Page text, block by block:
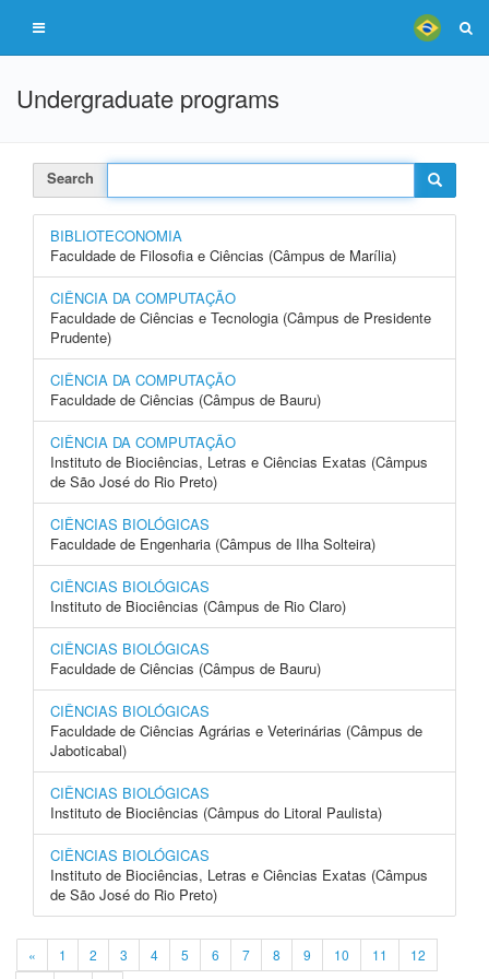
Undergraduate programs
Search
BIBLIOTECONOMIA
Faculdade de Filosofia e Ciências (Câmpus de Marília)
CIÊNCIA DA COMPUTAÇÃO
Faculdade de Ciências e Tecnologia (Câmpus de Presidente
Prudente)
CIÊNCIA DA COMPUTAÇÃO
Faculdade de Ciências (Câmpus de Bauru)
CIÊNCIA DA COMPUTAÇÃO
Instituto de Biociências, Letras e Ciências Exatas (Câmpus
de São José do Rio Preto)
CIÊNCIAS BIOLÓGICAS
Faculdade de Engenharia (Câmpus de Ilha Solteira)
CIÊNCIAS BIOLÓGICAS
Instituto de Biociências (Câmpus de Rio Claro)
CIÊNCIAS BIOLÓGICAS
Faculdade de Ciências (Câmpus de Bauru)
CIÊNCIAS BIOLÓGICAS
Faculdade de Ciências Agrárias e Veterinárias (Câmpus de
Jaboticabal)
CIÊNCIAS BIOLÓGICAS
Instituto de Biociências (Câmpus do Litoral Paulista)
CIÊNCIAS BIOLÓGICAS
Instituto de Biociências, Letras e Ciências Exatas (Câmpus
de São José do Rio Preto)
« 1 2 3 4 5 6 7 8 9 10 11
12